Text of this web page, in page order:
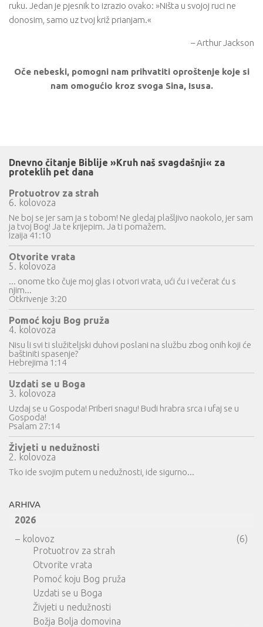
ruku. Jedan je pjesnik to izrazio ovako: »Ništa u svojoj ruci ne
donosim, samo uz tvoj križ prianjam.«
– Arthur Jackson
Oče nebeski, pomogni nam prihvatiti oproštenje koje si
nam omogućio kroz svoga Sina, Isusa.
Dnevno čitanje Biblije »Kruh naš svagdašnji« za
proteklih pet dana
Protuotrov za strah
6. kolovoza
Ne boj se jer sam ja s tobom! Ne gledaj plašljivo naokolo, jer sam
ja tvoj Bog! Ja te krijepim. Ja ti pomažem.
Izaija 41:10
Otvorite vrata
5. kolovoza
... onome tko čuje moj glas i otvori vrata, ući ću i večerat ću s
njim...
Otkrivenje 3:20
Pomoć koju Bog pruža
4. kolovoza
Nisu li svi ti služiteljski duhovi poslani na službu zbog onih koji će
baštiniti spasenje?
Hebrejima 1:14
Uzdati se u Boga
3. kolovoza
Uzdaj se u Gospoda! Priberi snagu! Budi hrabra srca i ufaj se u
Gospoda!
Psalam 27:14
Živjeti u nedužnosti
2. kolovoza
Tko ide svojim putem u nedužnosti, ide sigurno...
ARHIVA
2026
– kolovoz
(6)
Protuotrov za strah
Otvorite vrata
Pomoć koju Bog pruža
Uzdati se u Boga
Živjeti u nedužnosti
Božja Bolja domovina